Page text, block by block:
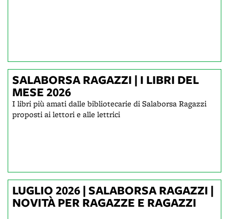
SALABORSA RAGAZZI | I LIBRI DEL
MESE 2026
I libri più amati dalle bibliotecarie di Salaborsa Ragazzi
proposti ai lettori e alle lettrici
LUGLIO 2026 | SALABORSA RAGAZZI |
NOVITÀ PER RAGAZZE E RAGAZZI